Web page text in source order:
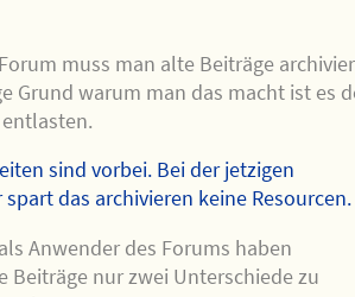
muss man alte Beiträge
Grund warum man das macht ist es
sind vorbei. Bei der jetzigen
das archivieren keine Resourcen.
Anwender des Forums haben
Beiträge nur zwei Unterschiede zu